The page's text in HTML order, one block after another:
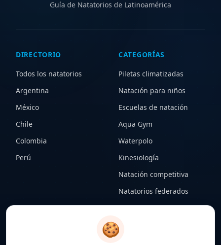
Guía de Natatorios de Latinoamérica
DIRECTORIO
Todos los natatorios
Argentina
México
Chile
Colombia
Perú
CATEGORÍAS
Piletas climatizadas
Natación para niños
Escuelas de natación
Aqua Gym
Waterpolo
Kinesiología
Natación competitiva
Natatorios federados
🍪